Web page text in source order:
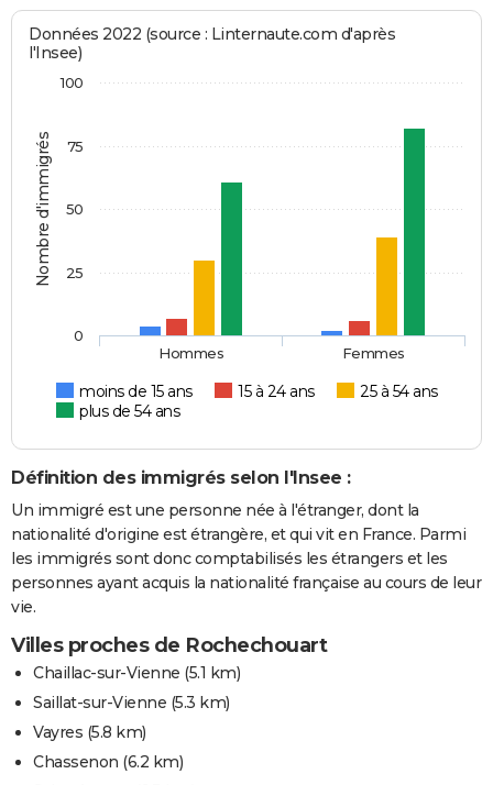
Nombre d'immigrés
Données 2022 (source : Linternaute.com d'après
l'Insee)
moins de 15 ans 15 à 24 ans
25 à 54 ans
plus de 54 ans
Hommes Femmes
0
25
50
75
100
Définition des immigrés selon l'Insee :
Un immigré est une personne née à l'étranger, dont la
nationalité d'origine est étrangère, et qui vit en France. Parmi
les immigrés sont donc comptabilisés les étrangers et les
personnes ayant acquis la nationalité française au cours de leur
vie.
Villes proches de Rochechouart
Chaillac-sur-Vienne (5.1 km)
Saillat-sur-Vienne (5.3 km)
Vayres (5.8 km)
Chassenon (6.2 km)